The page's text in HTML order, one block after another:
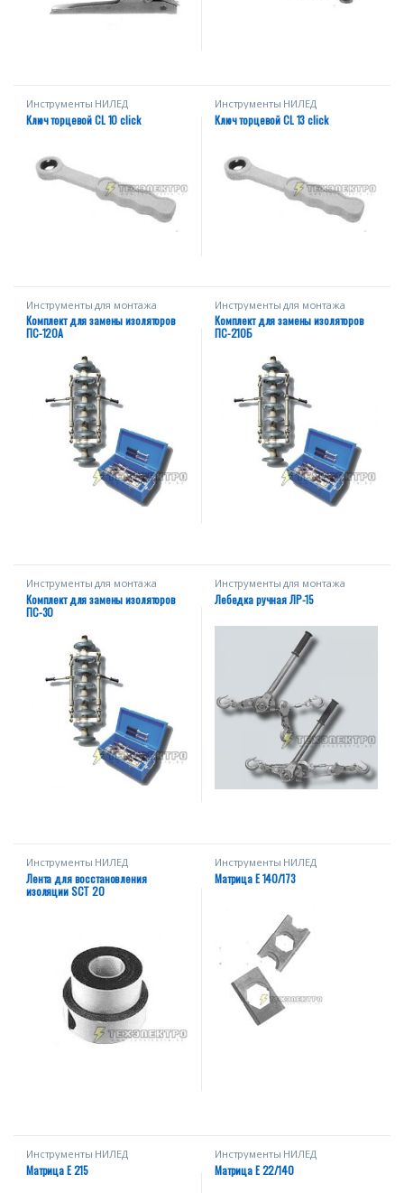
Инструменты НИЛЕД
Ключ торцевой CL 10 click
Инструменты НИЛЕД
Ключ торцевой CL 13 click
Инструменты для монтажа
Комплект для замены изоляторов
ПС-120А
Инструменты для монтажа
Комплект для замены изоляторов
ПС-210Б
Инструменты для монтажа
Комплект для замены изоляторов
ПС-30
Инструменты для монтажа
Лебедка ручная ЛР-15
Инструменты НИЛЕД
Лента для восстановления
изоляции SСT 20
Инструменты НИЛЕД
Матрица E 140/173
Инструменты НИЛЕД
Матрица E 215
Инструменты НИЛЕД
Матрица E 22/140